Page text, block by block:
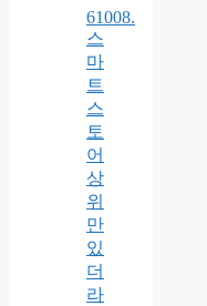
61008.
스
마
트
스
토
어
상
위
만
있
더
라